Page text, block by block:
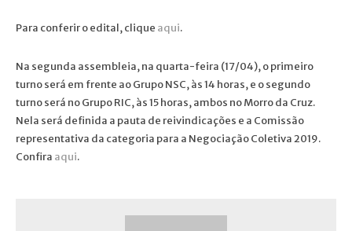
Para conferir o edital, clique aqui.
Na segunda assembleia, na quarta-feira (17/04), o primeiro
turno será em frente ao Grupo NSC, às 14 horas, e o segundo
turno será no Grupo RIC, às 15 horas, ambos no Morro da Cruz.
Nela será definida a pauta de reivindicações e a Comissão
representativa da categoria para a Negociação Coletiva 2019.
Confira aqui.